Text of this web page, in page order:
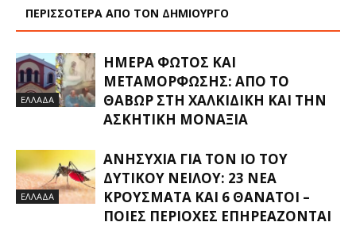
ΠΕΡΙΣΣΟΤΕΡΑ ΑΠΟ ΤΟΝ ΔΗΜΙΟΥΡΓΟ
ΕΛΛΑΔΑ
ΗΜΈΡΑ ΦΩΤΌΣ ΚΑΙ
ΜΕΤΑΜΌΡΦΩΣΗΣ: ΑΠΌ ΤΟ
ΘΑΒΏΡ ΣΤΗ ΧΑΛΚΙΔΙΚΉ ΚΑΙ ΤΗΝ
ΑΣΚΗΤΙΚΉ ΜΟΝΑΞΙΆ
ΕΛΛΑΔΑ
ΑΝΗΣΥΧΊΑ ΓΙΑ ΤΟΝ ΙΌ ΤΟΥ
ΔΥΤΙΚΟΎ ΝΕΊΛΟΥ: 23 ΝΈΑ
ΚΡΟΎΣΜΑΤΑ ΚΑΙ 6 ΘΆΝΑΤΟΙ –
ΠΟΙΕΣ ΠΕΡΙΟΧΈΣ ΕΠΗΡΕΆΖΟΝΤΑΙ